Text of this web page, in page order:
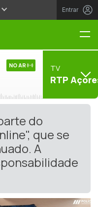
Entrar
NO AR TV
RTP
do
que se
A